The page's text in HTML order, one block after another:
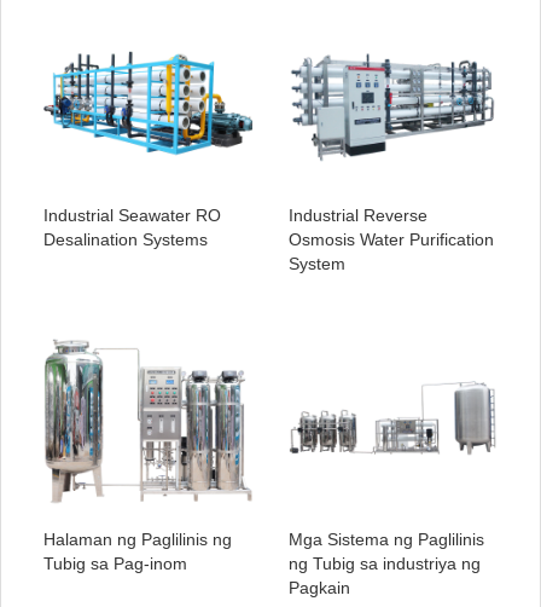
Industrial Seawater RO
Desalination Systems
Industrial Reverse
Osmosis Water Purification
System
Halaman ng Paglilinis ng
Tubig sa Pag-inom
Mga Sistema ng Paglilinis
ng Tubig sa industriya ng
Pagkain